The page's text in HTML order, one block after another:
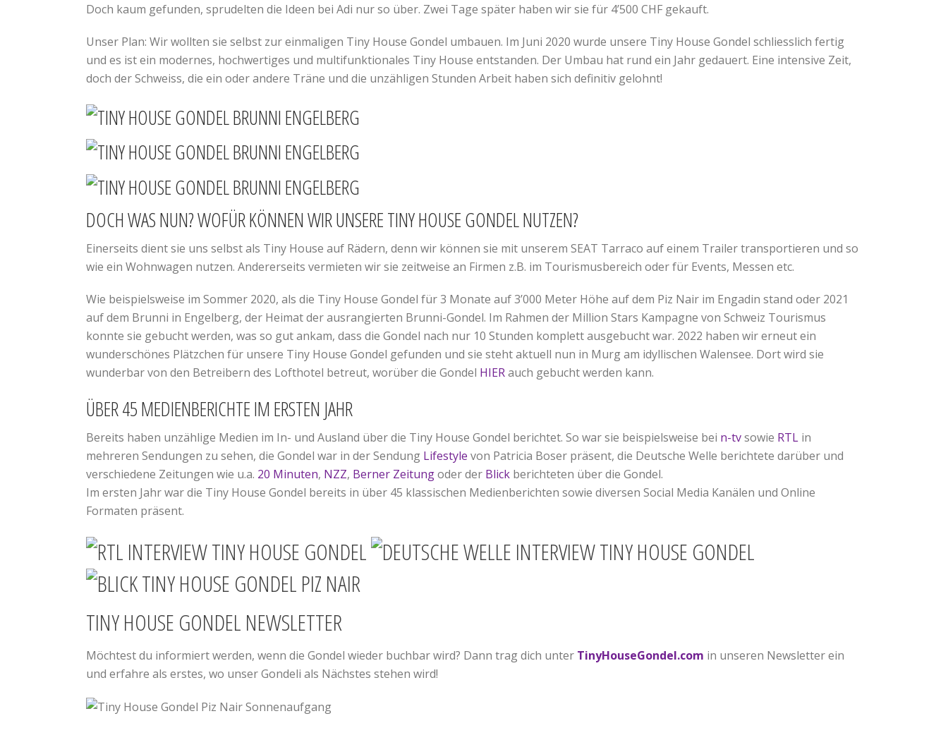
Doch kaum gefunden, sprudelten die Ideen bei Adi nur so über. Zwei Tage später haben wir sie für 4’500 CHF gekauft.
Unser Plan: Wir wollten sie selbst zur einmaligen Tiny House Gondel umbauen. Im Juni 2020 wurde unsere Tiny House Gondel schliesslich fertig
und es ist ein modernes, hochwertiges und multifunktionales Tiny House entstanden. Der Umbau hat rund ein Jahr gedauert. Eine intensive Zeit,
doch der Schweiss, die ein oder andere Träne und die unzähligen Stunden Arbeit haben sich definitiv gelohnt!
DOCH WAS NUN? WOFÜR KÖNNEN WIR UNSERE TINY HOUSE GONDEL NUTZEN?
Einerseits dient sie uns selbst als Tiny House auf Rädern, denn wir können sie mit unserem SEAT Tarraco auf einem Trailer transportieren und so
wie ein Wohnwagen nutzen. Andererseits vermieten wir sie zeitweise an Firmen z.B. im Tourismusbereich oder für Events, Messen etc.
Wie beispielsweise im Sommer 2020, als die Tiny House Gondel für 3 Monate auf 3’000 Meter Höhe auf dem Piz Nair im Engadin stand oder 2021
auf dem Brunni in Engelberg, der Heimat der ausrangierten Brunni-Gondel. Im Rahmen der Million Stars Kampagne von Schweiz Tourismus
konnte sie gebucht werden, was so gut ankam, dass die Gondel nach nur 10 Stunden komplett ausgebucht war. 2022 haben wir erneut ein
wunderschönes Plätzchen für unsere Tiny House Gondel gefunden und sie steht aktuell nun in Murg am idyllischen Walensee. Dort wird sie
wunderbar von den Betreibern des Lofthotel betreut, worüber die Gondel HIERauch gebucht werden kann.
ÜBER 45 MEDIENBERICHTE IM ERSTEN JAHR
Bereits haben unzählige Medien im In- und Ausland über die Tiny House Gondel berichtet. So war sie beispielsweise bei n-tvsowie RTL in
mehreren Sendungen zu sehen, die Gondel war in der Sendung Lifestyle von Patricia Boser präsent, die Deutsche Welle berichtete darüber und
verschiedene Zeitungen wie u.a. 20 Minuten, NZZ, Berner Zeitungoder der Blick berichteten über die Gondel.
Im ersten Jahr war die Tiny House Gondel bereits in über 45 klassischen Medienberichten sowie diversen Social Media Kanälen und Online
Formaten präsent.
TINY HOUSE GONDEL NEWSLETTER
Möchtest du informiert werden, wenn die Gondel wieder buchbar wird? Dann trag dich unter TinyHouseGondel.com in unseren Newsletter ein
und erfahre als erstes, wo unser Gondeli als Nächstes stehen wird!